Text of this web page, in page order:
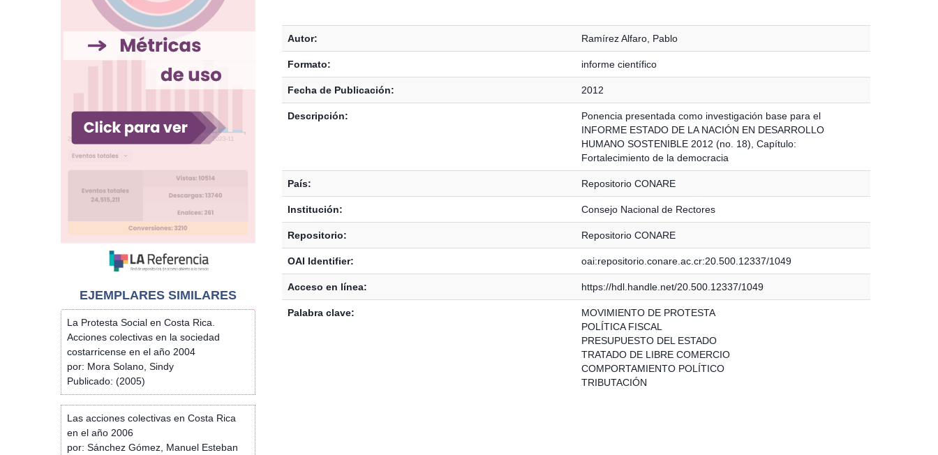
Autor: Ramírez Alfaro, Pablo
Formato: informe científico
Fecha de Publicación: 2012
Descripción:
Ponencia presentada como investigación base para el
INFORME ESTADO DE LA NACIÓN EN DESARROLLO
HUMANO SOSTENIBLE 2012 (no. 18), Capítulo:
Fortalecimiento de la democracia
País: Repositorio CONARE
Institución: Consejo Nacional de Rectores
Repositorio: Repositorio CONARE
OAI Identifier: oai:repositorio.conare.ac.cr:20.500.12337/1049
Acceso en línea: https://hdl.handle.net/20.500.12337/1049
Palabra clave:
MOVIMIENTO DE PROTESTA
POLÍTICA FISCAL
PRESUPUESTO DEL ESTADO
TRATADO DE LIBRE COMERCIO
COMPORTAMIENTO POLÍTICO
TRIBUTACIÓN
EJEMPLARES SIMILARES
La Protesta Social en Costa Rica.
Acciones colectivas en la sociedad
costarricense en el año 2004
por: Mora Solano, Sindy
Publicado: (2005)
Las acciones colectivas en Costa Rica
en el año 2006
por: Sánchez Gómez, Manuel Esteban